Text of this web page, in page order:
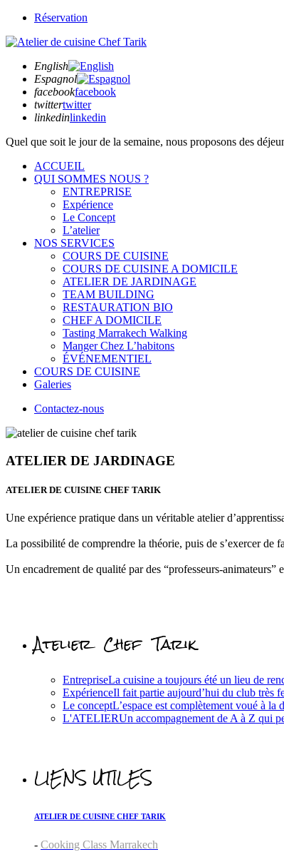
Réservation
English
Espagnol
facebookfacebook
twittertwitter
linkedinlinkedin
Quel que soit le jour de la semaine, nous proposons des
ACCUEIL
QUI SOMMES NOUS ?
ENTREPRISE
Expérience
Le Concept
L’atelier
NOS SERVICES
COURS DE CUISINE
COURS DE CUISINE A DOMICILE
ATELIER DE JARDINAGE
TEAM BUILDING
RESTAURATION BIO
CHEF A DOMICILE
Tasting Marrakech Walking
Manger Chez L’habitons
ÉVÉNEMENTIEL
COURS DE CUISINE
Galeries
Contactez-nous
ATELIER DE JARDINAGE
ATELIER DE CUISINE CHEF TARIK
Une expérience pratique dans un véritable atelier
La possibilité de comprendre la théorie, puis de s’exercer
Un encadrement de qualité par des “professeurs-
Atelier Chef Tarik
EntrepriseLa cuisine a toujours été un lieu de
ExpérienceIl fait partie aujourd’hui du club très
Le conceptL’espace est complètement voué à
L'ATELIERUn accompagnement de A à Z qui
LIENS UTILES
ATELIER DE CUISINE CHEF TARIK
- Cooking Class Marrakech